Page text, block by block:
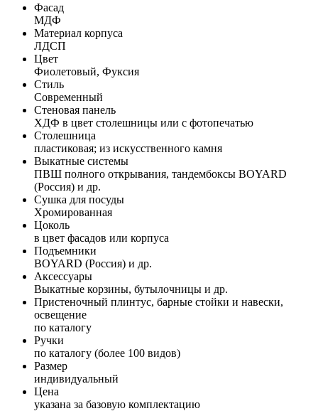
Фасад
МДФ
Материал корпуса
ЛДСП
Цвет
Фиолетовый, Фуксия
Стиль
Современный
Стеновая панель
ХДФ в цвет столешницы или с фотопечатью
Столешница
пластиковая; из искусственного камня
Выкатные системы
ПВШ полного открывания, тандембоксы BOYARD
(Россия) и др.
Сушка для посуды
Хромированная
Цоколь
в цвет фасадов или корпуса
Подъемники
BOYARD (Россия) и др.
Аксессуары
Выкатные корзины, бутылочницы и др.
Пристеночный плинтус, барные стойки и навески,
освещение
по каталогу
Ручки
по каталогу (более 100 видов)
Размер
индивидуальный
Цена
указана за базовую комплектацию